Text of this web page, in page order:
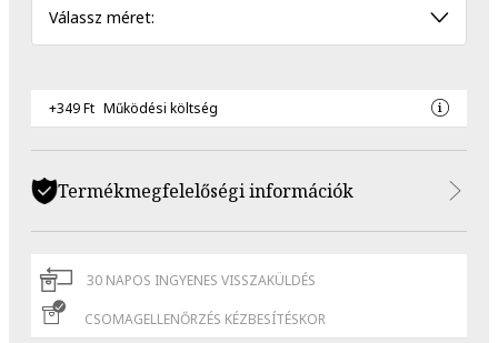
Válassz méret:
+349 Ft Működési költség
Termékmegfelelőségi információk
30 NAPOS INGYENES VISSZAKÜLDÉS
CSOMAGELLENŐRZÉS KÉZBESÍTÉSKOR